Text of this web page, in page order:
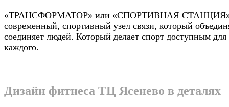
«ТРАНСФОРМАТОР» или «СПОРТИВНАЯ
современный, спортивный узел связи, который
соединяет людей. Который делает спорт доступным для
каждого.
Дизайн фитнеса ТЦ Ясенево в деталях